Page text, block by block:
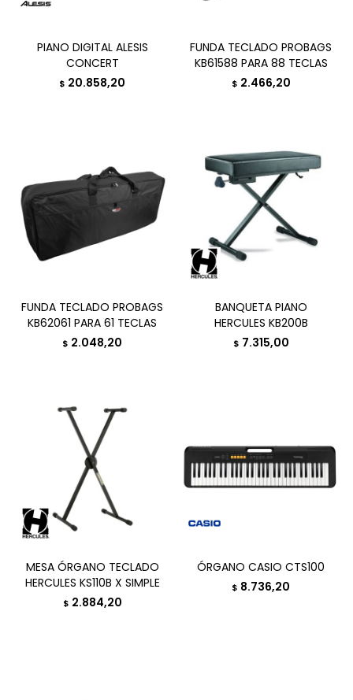
PIANO DIGITAL ALESIS
CONCERT
$ 20.858,20
FUNDA TECLADO PROBAGS
KB61588 PARA 88 TECLAS
$ 2.466,20
FUNDA TECLADO PROBAGS
KB62061 PARA 61 TECLAS
$ 2.048,20
BANQUETA PIANO
HERCULES KB200B
$ 7.315,00
MESA ÓRGANO TECLADO
HERCULES KS110B X SIMPLE
$ 2.884,20
ÓRGANO CASIO CTS100
$ 8.736,20